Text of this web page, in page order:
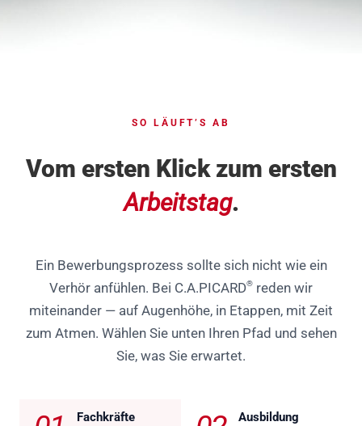
SO LÄUFT’S AB
Vom ersten Klickzum ersten
Arbeitstag.
Ein Bewerbungsprozess sollte sich nicht wie ein
Verhör anfühlen. Bei C.A.PICARD® reden wir
miteinander — auf Augenhöhe, in Etappen, mit Zeit
zum Atmen. Wählen Sie unten Ihren Pfad und sehen
Sie, was Sie erwartet.
Fachkräfte Ausbildung